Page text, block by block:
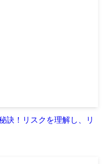
訣！リスクを理解し、リ